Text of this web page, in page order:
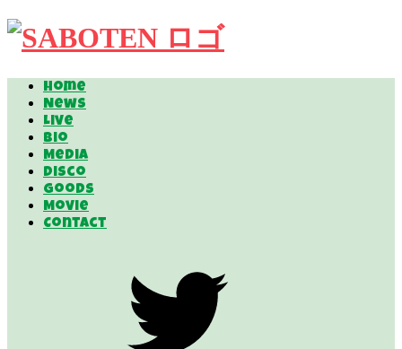
Home
News
Live
Bio
Media
Disco
Goods
Movie
Contact